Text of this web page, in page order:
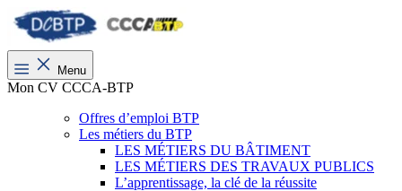
Menu
Mon CV CCCA-BTP
Offres d’emploi BTP
Les métiers du BTP
LES MÉTIERS DU BÂTIMENT
LES MÉTIERS DES TRAVAUX PUBLICS
L’apprentissage, la clé de la réussite